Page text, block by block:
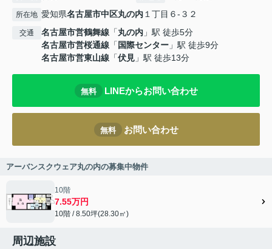
所在地 愛知県名古屋市中区丸の内１丁目６-３２
交通 名古屋市営鶴舞線 「丸の内 」駅 徒歩5分
名古屋市営桜通線 「 国際センター 」駅 徒歩9分
名古屋市営東山線 「伏見 」駅 徒歩13分
無料 LINEからお問い合わせ
無料 お問い合わせ
アーバンスクウェア丸の内の募集中物件
10階
7.55万円
10階 / 8.50坪(28.30㎡)
周辺施設